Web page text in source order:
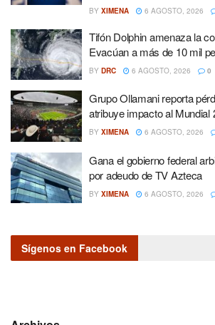
BY XIMENA 6 AGOSTO, 2026
Tifón Dolphin amenaza la
Evacúan a más de 10 mil
BY DRC 6 AGOSTO, 2026 0
Grupo Ollamani reporta
atribuye impacto al Mundial
BY XIMENA 6 AGOSTO, 2026
Gana el gobierno federal
por adeudo de TV Azteca
BY XIMENA 6 AGOSTO, 2026
Sígenos en Facebook